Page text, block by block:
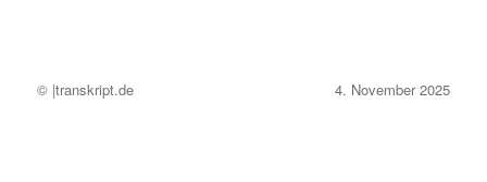
© |transkript.de 4. November 2025